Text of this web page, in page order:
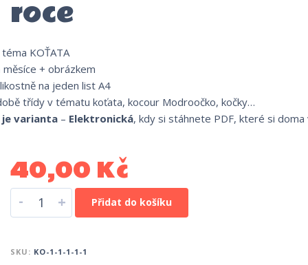
roce
KOŤATA
+ obrázkem
na jeden list A4
třídy v tématu koťata, kocour Modroočko, kočky…
varianta – Elektronická, kdy si stáhnete PDF, které si
40,00 Kč
- + Přidat do košíku
SKU: KO-1-1-1-1-1